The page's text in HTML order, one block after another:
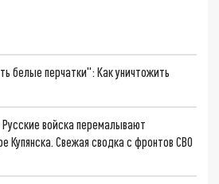
белые перчатки": Как уничтожить
войска перемалывают
Купянска. Свежая сводка с фронтов СВО